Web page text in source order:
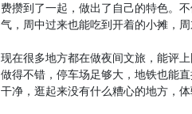
费攒到了一起，做出了自己的特色。
气，周中过来也能吃到开着的小摊，周
现在很多地方都在做夜间文旅，能评
做得不错，停车场足够大，地铁也能
干净，逛起来没有什么糟心的地方，体